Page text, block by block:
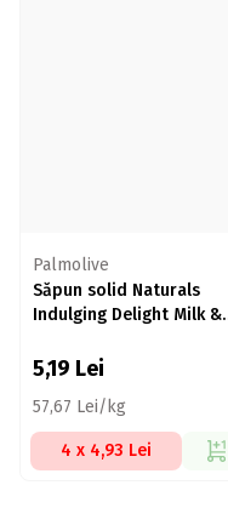
Palmolive
Săpun solid Naturals
Indulging Delight Milk &
5,19 Lei
57,67 Lei/kg
4 x 4,93 Lei